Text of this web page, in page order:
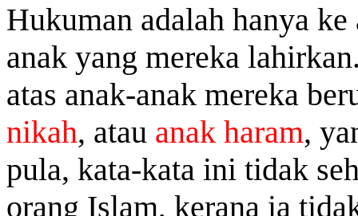
Hukuman adalah hanya
anak yang mereka
atas anak-anak mereka
nikah, atau anak haram,
pula, kata-kata ini tidak
orang Islam, kerana ia